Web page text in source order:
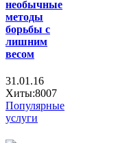
необычные
методы
борьбы с
лишним
весом
31.01.16
Хиты:8007
Популярные
услуги